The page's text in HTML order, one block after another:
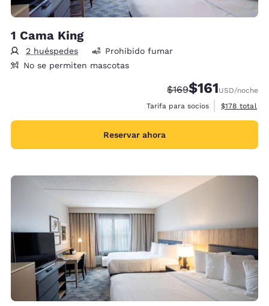
1 Cama King
2 huéspedes
Prohibido fumar
No se permiten mascotas
Precio tachado:
$169Precio con
$161USD/noche
Tarifa para socios
Ver detalles
$178 total
Reservar ahora